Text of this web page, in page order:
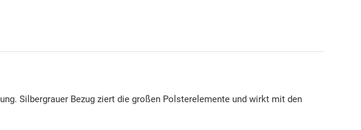
Silbergrauer Bezug ziert die großen Polsterelemente und wirkt mit den